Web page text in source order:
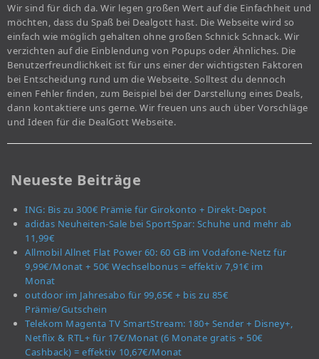
Wir sind für dich da. Wir legen großen Wert auf die Einfachheit und
möchten, dass du Spaß bei Dealgott hast. Die Webseite wird so
einfach wie möglich gehalten ohne großen Schnick Schnack. Wir
verzichten auf die Einblendung von Popups oder Ähnliches. Die
Benutzerfreundlichkeit ist für uns einer der wichtigsten Faktoren
bei Entscheidung rund um die Webseite. Solltest du dennoch
einen Fehler finden, zum Beispiel bei der Darstellung eines Deals,
dann kontaktiere uns gerne. Wir freuen uns auch über Vorschläge
und Ideen für die DealGott Webseite.
Neueste Beiträge
ING: Bis zu 300€ Prämie für Girokonto + Direkt-Depot
adidas Neuheiten-Sale bei SportSpar: Schuhe und mehr ab
11,99€
Allmobil Allnet Flat Power 60: 60 GB im Vodafone-Netz für
9,99€/Monat + 50€ Wechselbonus = effektiv 7,91€ im
Monat
outdoor im Jahresabo für 99,65€ + bis zu 85€
Prämie/Gutschein
Telekom Magenta TV SmartStream: 180+ Sender + Disney+,
Netflix & RTL+ für 17€/Monat (6 Monate gratis + 50€
Cashback) = effektiv 10,67€/Monat